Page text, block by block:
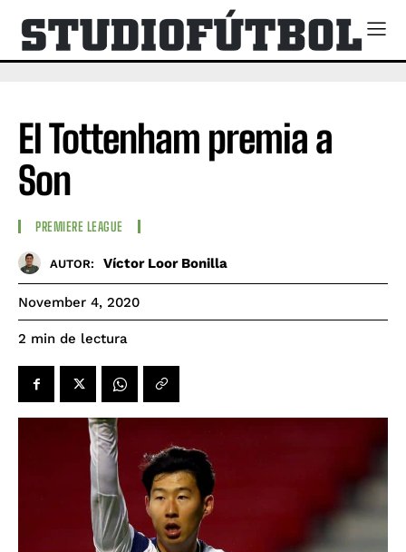
El Tottenham premia a
Son
PREMIERE LEAGUE
AUTOR: Víctor Loor Bonilla
November 4, 2020
2 min de lectura